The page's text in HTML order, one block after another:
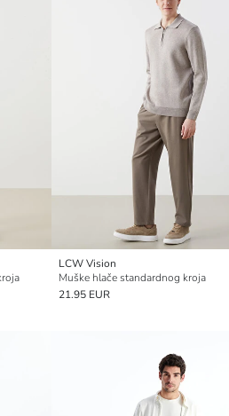
LCW Vision
Muške hlače standardnog kroja
21.95 EUR